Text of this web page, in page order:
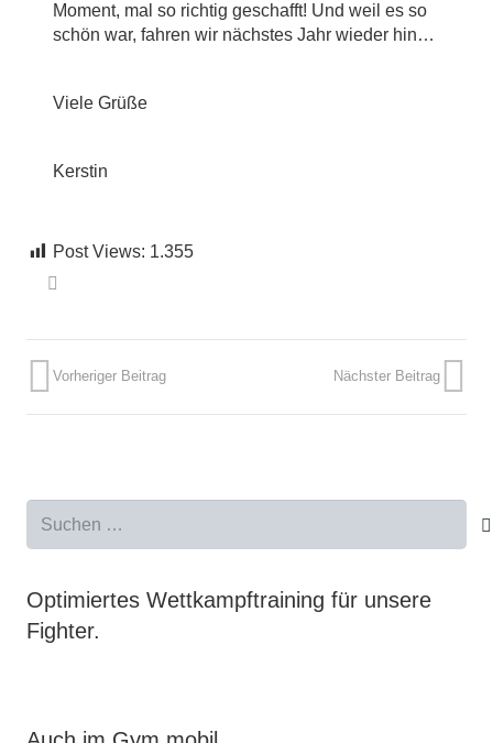
Moment, mal so richtig geschafft! Und weil es so
schön war, fahren wir nächstes Jahr wieder hin…
Viele Grüße
Kerstin
Post Views: 1.355
Vorheriger Beitrag Nächster Beitrag
Optimiertes Wettkampftraining für unsere
Fighter.